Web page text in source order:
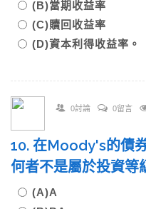
(B)當期收益率
(C)贖回收益率
(D)資本利得收益率。
0討論 0留言
10. 在Moody's的債
何者不是屬於投資
(A)A